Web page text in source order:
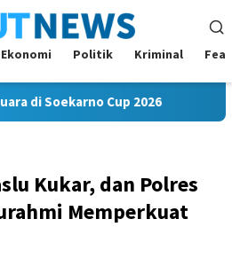
Ekonomi Politik Kriminal
Cup 2026 Andi Satya
Kukar, dan Polres
Memperkuat